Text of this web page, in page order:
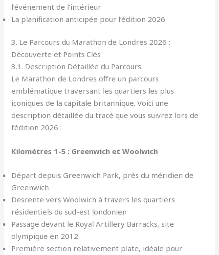
l’événement de l’intérieur
La planification anticipée pour l’édition 2026
3. Le Parcours du Marathon de Londres 2026 :
Découverte et Points Clés
3.1. Description Détaillée du Parcours
Le Marathon de Londres offre un parcours
emblématique traversant les quartiers les plus
iconiques de la capitale britannique. Voici une
description détaillée du tracé que vous suivrez lors de
l’édition 2026 :
Kilomètres 1-5 : Greenwich et Woolwich
Départ depuis Greenwich Park, près du méridien de
Greenwich
Descente vers Woolwich à travers les quartiers
résidentiels du sud-est londonien
Passage devant le Royal Artillery Barracks, site
olympique en 2012
Première section relativement plate, idéale pour